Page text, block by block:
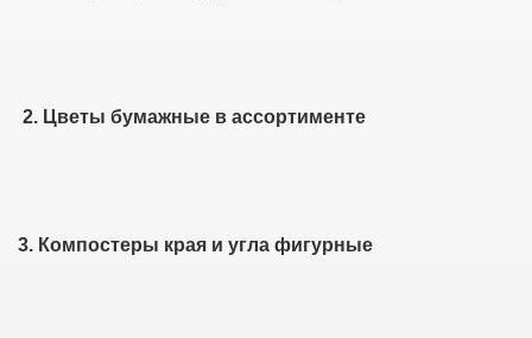
2. Цветы бумажные в ассортименте
3. Компостеры края и угла фигурные